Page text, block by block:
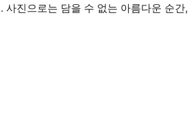
진으로는 담을 수 없는 아름다운 순간,